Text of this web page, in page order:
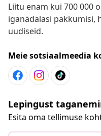
Liitu enam kui 700 000
iganädalasi pakkumisi,
uudiseid.
Meie sotsiaalmeedia
Lepingust
Esita oma tellimuse